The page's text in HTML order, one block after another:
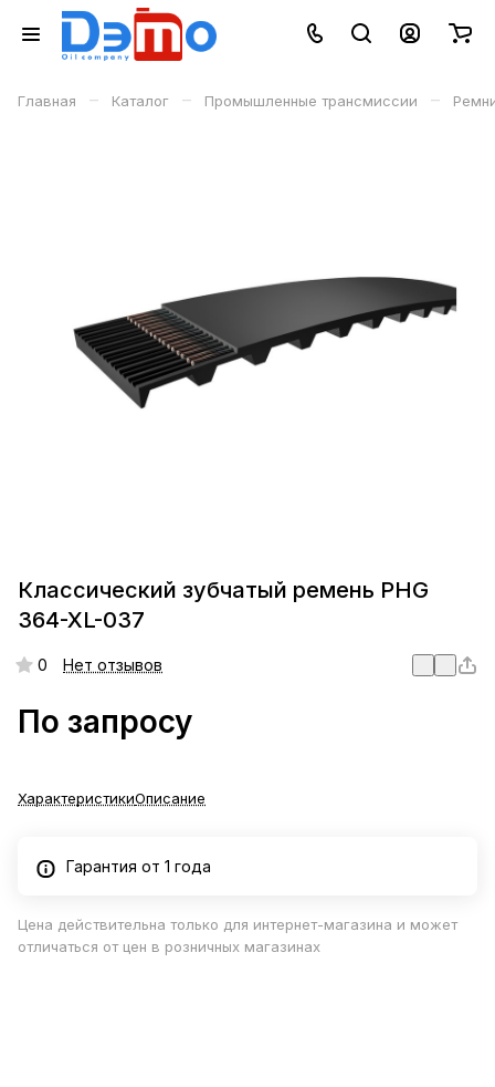
Главная – Каталог – Промышленные трансмиссии –
Классический зубчатый ремень PHG
364-XL-037
0 Нет отзывов
По запросу
ХарактеристикиОписание
Гарантия от 1 года
Цена действительна только для интернет-магазина и может
отличаться от цен в розничных магазинах